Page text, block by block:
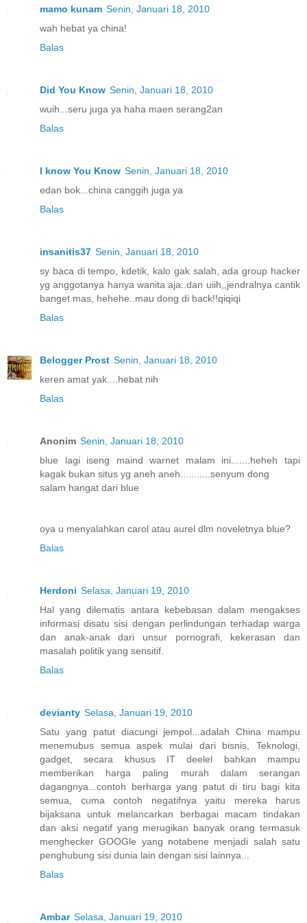
mamo kunam Senin, Januari 18, 2010
wah hebat ya china!
Balas
Did You Know Senin, Januari 18, 2010
wuih...seru juga ya haha maen serang2an
Balas
I know You Know Senin, Januari 18, 2010
edan bok...china canggih juga ya
Balas
insanitis37 Senin, Januari 18, 2010
sy baca di tempo, kdetik, kalo gak salah, ada group hacker
yg anggotanya hanya wanita aja..dan uiih,,jendralnya cantik
banget mas, hehehe..mau dong di hack!!qiqiqi
Balas
Belogger Prost Senin, Januari 18, 2010
keren amat yak....hebat nih
Balas
Anonim Senin, Januari 18, 2010
blue lagi iseng maind warnet malam ini.......heheh tapi
kagak bukan situs yg aneh aneh...........senyum dong
salam hangat dari blue
oya u menyalahkan carol atau aurel dlm noveletnya blue?
Balas
Herdoni Selasa, Januari 19, 2010
Hal yang dilematis antara kebebasan dalam mengakses
informasi disatu sisi dengan perlindungan terhadap warga
dan anak-anak dari unsur pornografi, kekerasan dan
masalah politik yang sensitif.
Balas
devianty Selasa, Januari 19, 2010
Satu yang patut diacungi jempol...adalah China mampu
menemubus semua aspek mulai dari bisnis, Teknologi,
gadget, secara khusus IT deelel bahkan mampu
memberikan harga paling murah dalam serangan
dagangnya...contoh berharga yang patut di tiru bagi kita
semua, cuma contoh negatifnya yaitu mereka harus
bijaksana untuk melancarkan berbagai macam tindakan
dan aksi negatif yang merugikan banyak orang termasuk
menghecker GOOGle yang notabene menjadi salah satu
penghubung sisi dunia lain dengan sisi lainnya...
Balas
Ambar Selasa, Januari 19, 2010